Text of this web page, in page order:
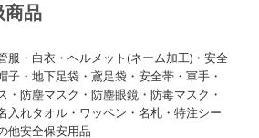
商品
服・白衣・ヘルメット(ネーム加工)・安全
子・地下足袋・鳶足袋・安全帯・軍手・
・防塵マスク・防塵眼鏡・防毒マスク・
入れタオル・ワッペン・名札・特注シー
他安全保安用品